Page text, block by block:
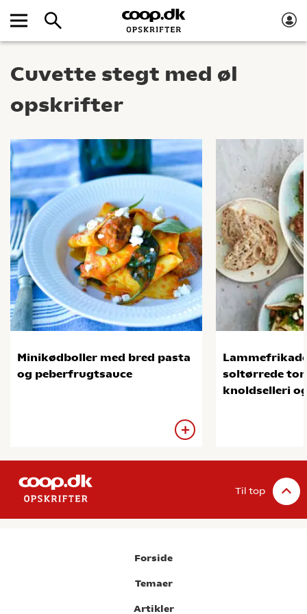
Cuvette stegt med øl
opskrifter
Minikødboller med bred pasta
og peberfrugtsauce
soltørrede
knoldselleri
Til top
Forside
Temaer
Artikler